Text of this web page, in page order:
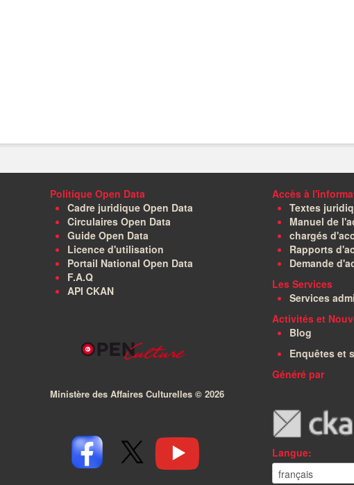
Politique Open Data
Cadre juridique Open Data
Circulaires Open Data
Guide Open Data
Licence d'utilisation
Portail National Open Data
F.A.Q
API CKAN
Ministère des Affaires Culturelles © 2026
Accès à
Textes
Manuel de
chargés
Rapports
Demande
Les Services
Services
Activités et
Blog
Enquêtes et
Généré par
Langue